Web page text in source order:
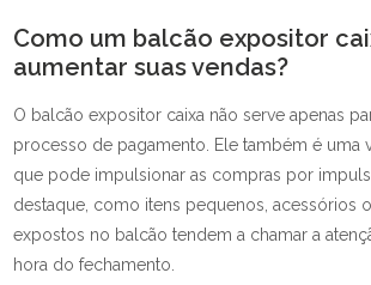
Como um balcão expositor
aumentar suas vendas?
O balcão expositor caixa não serve apenas
processo de pagamento. Ele também é uma
que pode impulsionar as compras por
destaque, como itens pequenos, acessórios
expostos no balcão tendem a chamar a
hora do fechamento.